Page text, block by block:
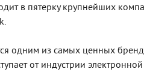
в пятерку крупнейших
одним из самых ценных
от индустрии